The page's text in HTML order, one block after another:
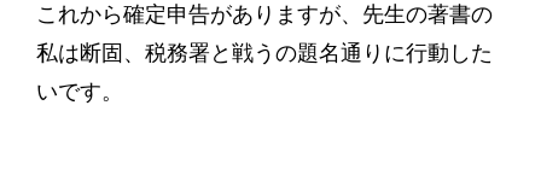
これから確定申告がありますが、先生の著書の
私は断固、税務署と戦うの題名通りに行動した
いです。